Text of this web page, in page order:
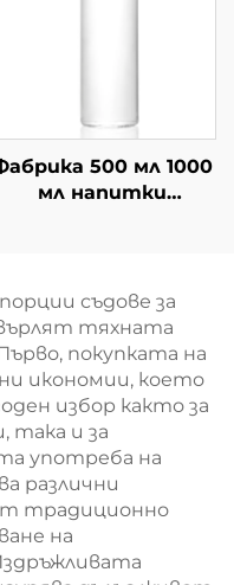
500 мл 1000
мл напитки
едро
съдове за
тяхната
покупката на
икономии, което
избор както за
така и за
употреба на
различни
традиционно
на